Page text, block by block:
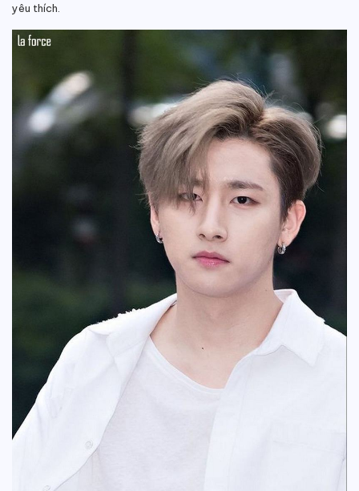
yêu thích.